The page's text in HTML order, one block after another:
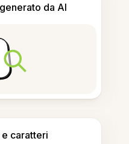
da AI
caratteri